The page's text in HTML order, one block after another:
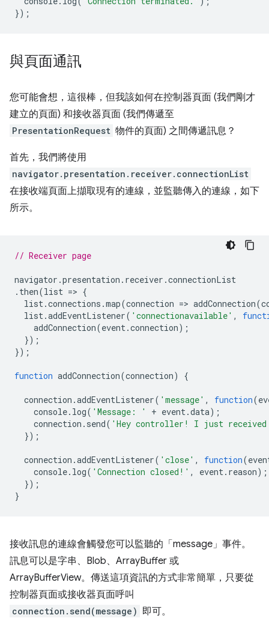
});
與頁面通訊
您可能會想，這很棒，但我該如何在控制器頁面 (我們剛才
建立的頁面) 和接收器頁面 (我們傳遞至
PresentationRequest 物件的頁面) 之間傳遞訊息？
首先，我們將使用
navigator.presentation.receiver.connectionList
在接收端頁面上擷取現有的連線，並監聽傳入的連線，如下
所示。
// Receiver page
navigator .presentation . receiver .connectionList
. then(list => {
list.connections .map(connection => addConnection(
list.addEventListener( 'connectionavailable' ,
addConnection(event.connection);
});
});
function addConnection(connection) {
connection .addEventListener( 'message' , function(
console. log( 'Message: ' + event.data);
connection . send( 'Hey controller! I just received
});
connection .addEventListener( 'close' , function(
console. log( 'Connection closed!' , event. reason);
});
}
接收訊息的連線會觸發您可以監聽的「message」事件。
訊息可以是字串、Blob、ArrayBuffer 或
ArrayBufferView。傳送這項資訊的方式非常簡單，只要從
控制器頁面或接收器頁面呼叫
connection.send(message) 即可。